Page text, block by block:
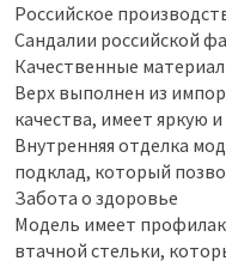
Российское
Сандалии российской
Качественные
Верх выполнен из
качества, имеет яркую
Внутренняя отделка
подклад, который
Забота о здоровье
Модель имеет
втачной стельки,